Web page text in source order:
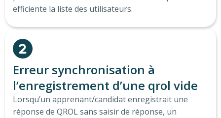
efficiente la liste des utilisateurs.
Erreur synchronisation à
l’enregistrement d’une qrol vide​
Lorsqu’un apprenant/candidat enregistrait une
réponse de QROL sans saisir de réponse, un